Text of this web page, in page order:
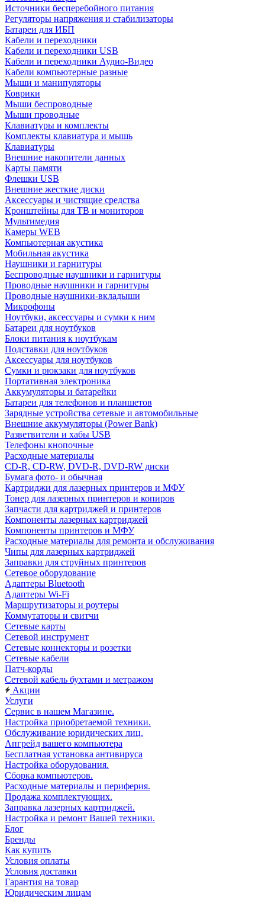
Источники бесперебойного питания
Регуляторы напряжения и стабилизаторы
Батареи для ИБП
Кабели и переходники
Кабели и переходники USB
Кабели и переходники Аудио-Видео
Кабели компьютерные разные
Мыши и манипуляторы
Коврики
Мыши беспроводные
Мыши проводные
Клавиатуры и комплекты
Комплекты клавиатура и мышь
Клавиатуры
Внешние накопители данных
Карты памяти
Флешки USB
Внешние жесткие диски
Аксессуары и чистящие средства
Кронштейны для ТВ и мониторов
Мультимедия
Камеры WEB
Компьютерная акустика
Мобильная акустика
Наушники и гарнитуры
Беспроводные наушники и гарнитуры
Проводные наушники и гарнитуры
Проводные наушники-вкладыши
Микрофоны
Ноутбуки, аксессуары и сумки к ним
Батареи для ноутбуков
Блоки питания к ноутбукам
Подставки для ноутбуков
Аксессуары для ноутбуков
Сумки и рюкзаки для ноутбуков
Портативная электроника
Аккумуляторы и батарейки
Батареи для телефонов и планшетов
Зарядные устройства сетевые и автомобильные
Внешние аккумуляторы (Power Bank)
Разветвители и хабы USB
Телефоны кнопочные
Расходные материалы
CD-R, CD-RW, DVD-R, DVD-RW диски
Бумага фото- и обычная
Картриджи для лазерных принтеров и МФУ
Тонер для лазерных принтеров и копиров
Запчасти для картриджей и принтеров
Компоненты лазерных картриджей
Компоненты принтеров и МФУ
Расходные материалы для ремонта и обслуживания
Чипы для лазерных картриджей
Заправки для струйных принтеров
Сетевое оборудование
Адаптеры Bluetooth
Адаптеры Wi-Fi
Маршрутизаторы и роутеры
Коммутаторы и свитчи
Сетевые карты
Сетевой инструмент
Сетевые коннекторы и розетки
Сетевые кабели
Патч-корды
Сетевой кабель бухтами и метражом
Акции
Услуги
Сервис в нашем Магазине.
Настройка приобретаемой техники.
Обслуживание юридических лиц.
Апгрейд вашего компьютера
Бесплатная установка антивируса
Настройка оборудования.
Сборка компьютеров.
Расходные материалы и периферия.
Продажа комплектующих.
Заправка лазерных картриджей.
Настройка и ремонт Вашей техники.
Блог
Бренды
Как купить
Условия оплаты
Условия доставки
Гарантия на товар
Юридическим лицам